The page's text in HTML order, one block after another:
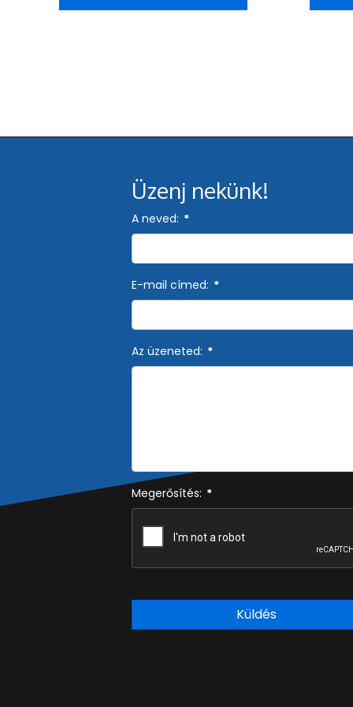
Üzenj nekünk!
A neved: *
E-mail címed: *
Az üzeneted: *
Megerősítés: *
Küldés